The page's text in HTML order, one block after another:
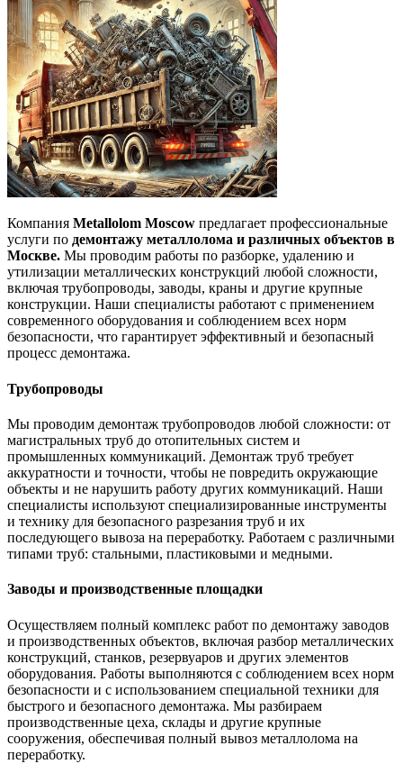
Компания Metallolom Moscow предлагает профессиональные
услуги по демонтажу металлолома и различных объектов в
Москве. Мы проводим работы по разборке, удалению и
утилизации металлических конструкций любой сложности,
включая трубопроводы, заводы, краны и другие крупные
конструкции. Наши специалисты работают с применением
современного оборудования и соблюдением всех норм
безопасности, что гарантирует эффективный и безопасный
процесс демонтажа.
Трубопроводы
Мы проводим демонтаж трубопроводов любой сложности: от
магистральных труб до отопительных систем и
промышленных коммуникаций. Демонтаж труб требует
аккуратности и точности, чтобы не повредить окружающие
объекты и не нарушить работу других коммуникаций. Наши
специалисты используют специализированные инструменты
и технику для безопасного разрезания труб и их
последующего вывоза на переработку. Работаем с различными
типами труб: стальными, пластиковыми и медными.
Заводы и производственные площадки
Осуществляем полный комплекс работ по демонтажу заводов
и производственных объектов, включая разбор металлических
конструкций, станков, резервуаров и других элементов
оборудования. Работы выполняются с соблюдением всех норм
безопасности и с использованием специальной техники для
быстрого и безопасного демонтажа. Мы разбираем
производственные цеха, склады и другие крупные
сооружения, обеспечивая полный вывоз металлолома на
переработку.